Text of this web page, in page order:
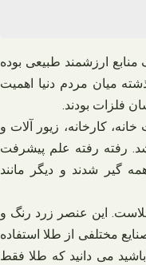
منابع ارزشمند طبیعی بوده
میان مردم دنیا اهمیت
فلزات بودند.
کارخانه، زیور آلات و
رفته رفته علم پیشرفت
گیر شدند و دیگر مانند
این عنصر زرد رنگ و
مختلفی از طلا استفاده
می دانید که طلا فقط